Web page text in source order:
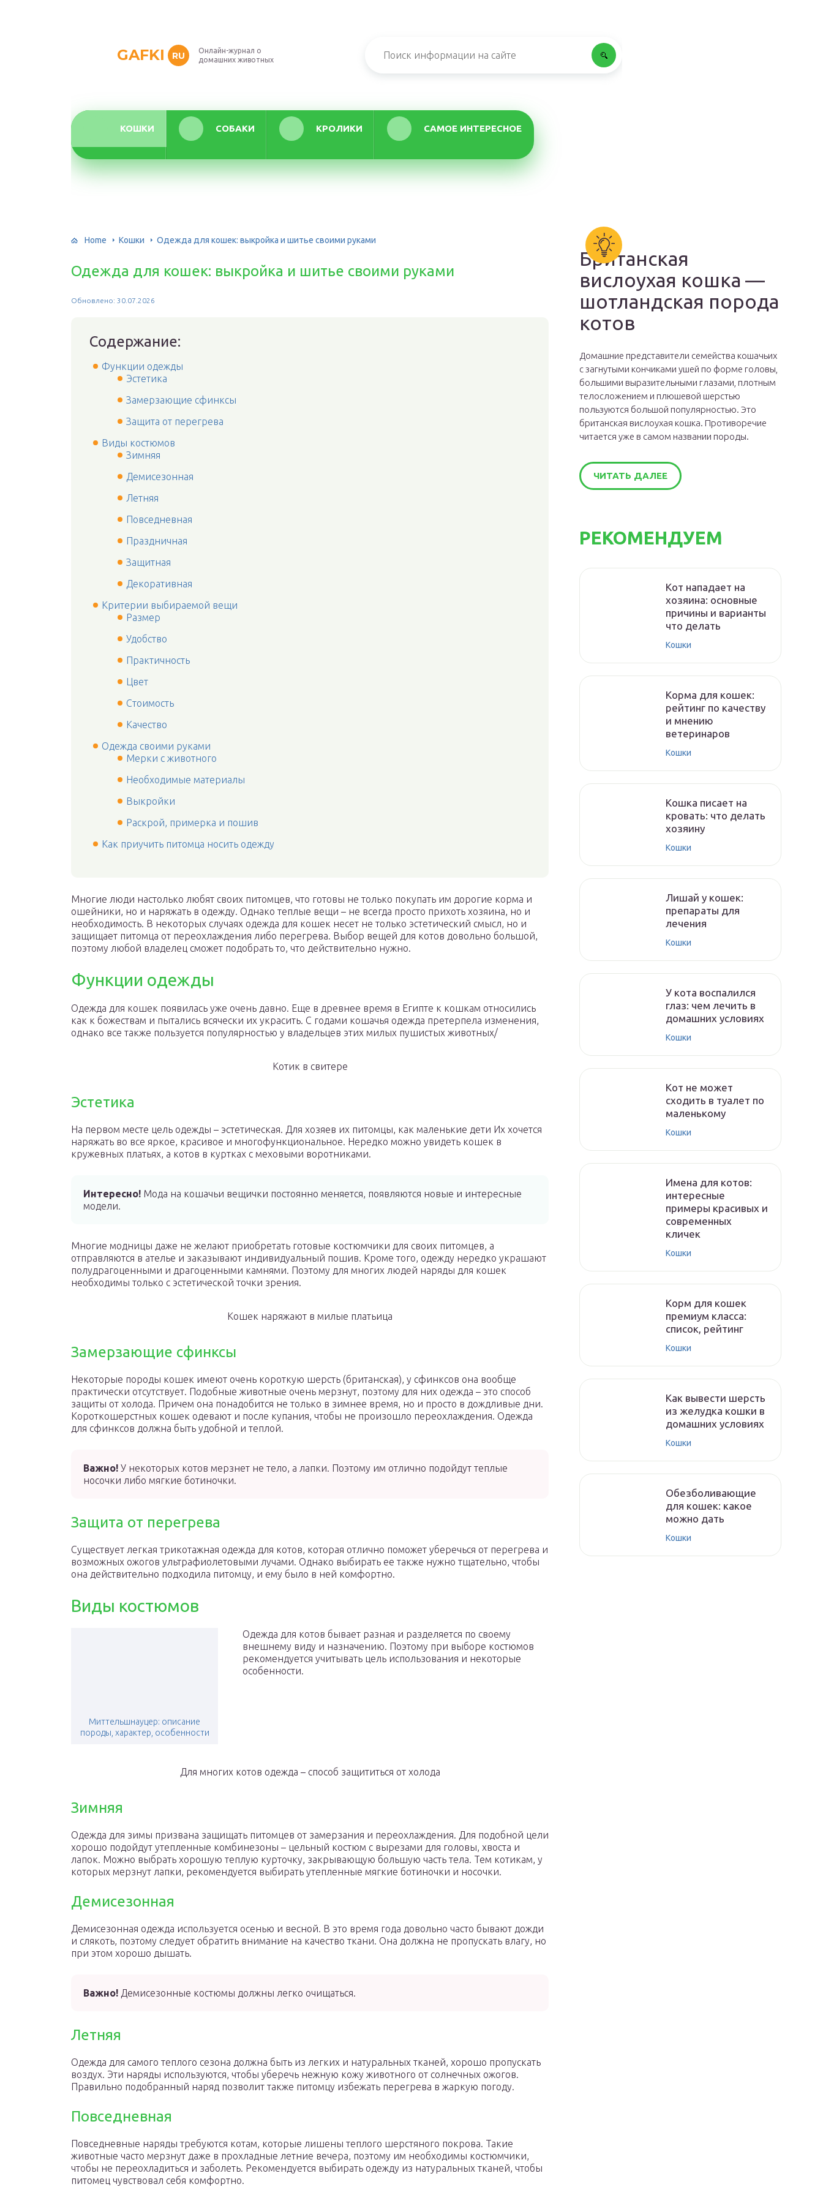
GAFKI RU
Онлайн-журнал о
домашних животных
КОШКИ СОБАКИ КРОЛИКИ САМОЕ ИНТЕРЕСНОЕ
Home Кошки Одежда для кошек: выкройка и шитье своими руками
Одежда для кошек: выкройка и шитье своими руками
Обновлено: 30.07.2026
Содержание:
Функции одежды
Эстетика
Замерзающие сфинксы
Защита от перегрева
Виды костюмов
Зимняя
Демисезонная
Летняя
Повседневная
Праздничная
Защитная
Декоративная
Критерии выбираемой вещи
Размер
Удобство
Практичность
Цвет
Стоимость
Качество
Одежда своими руками
Мерки с животного
Необходимые материалы
Выкройки
Раскрой, примерка и пошив
Как приучить питомца носить одежду
Многие люди настолько любят своих питомцев, что готовы не только покупать им дорогие корма и
ошейники, но и наряжать в одежду. Однако теплые вещи – не всегда просто прихоть хозяина, но и
необходимость. В некоторых случаях одежда для кошек несет не только эстетический смысл, но и
защищает питомца от переохлаждения либо перегрева. Выбор вещей для котов довольно большой,
поэтому любой владелец сможет подобрать то, что действительно нужно.
Функции одежды
Одежда для кошек появилась уже очень давно. Еще в древнее время в Египте к кошкам относились
как к божествам и пытались всячески их украсить. С годами кошачья одежда претерпела изменения,
однако все также пользуется популярностью у владельцев этих милых пушистых животных/
Котик в свитере
Эстетика
На первом месте цель одежды – эстетическая. Для хозяев их питомцы, как маленькие дети Их хочется
наряжать во все яркое, красивое и многофункциональное. Нередко можно увидеть кошек в
кружевных платьях, а котов в куртках с меховыми воротниками.
Интересно! Мода на кошачьи вещички постоянно меняется, появляются новые и интересные
модели.
Многие модницы даже не желают приобретать готовые костюмчики для своих питомцев, а
отправляются в ателье и заказывают индивидуальный пошив. Кроме того, одежду нередко украшают
полудрагоценными и драгоценными камнями. Поэтому для многих людей наряды для кошек
необходимы только с эстетической точки зрения.
Кошек наряжают в милые платьица
Замерзающие сфинксы
Некоторые породы кошек имеют очень короткую шерсть (британская), у сфинксов она вообще
практически отсутствует. Подобные животные очень мерзнут, поэтому для них одежда – это способ
защиты от холода. Причем она понадобится не только в зимнее время, но и просто в дождливые дни.
Короткошерстных кошек одевают и после купания, чтобы не произошло переохлаждения. Одежда
для сфинксов должна быть удобной и теплой.
Важно! У некоторых котов мерзнет не тело, а лапки. Поэтому им отлично подойдут теплые
носочки либо мягкие ботиночки.
Защита от перегрева
Существует легкая трикотажная одежда для котов, которая отлично поможет уберечься от перегрева и
возможных ожогов ультрафиолетовыми лучами. Однако выбирать ее также нужно тщательно, чтобы
она действительно подходила питомцу, и ему было в ней комфортно.
Виды костюмов
Миттельшнауцер: описание
породы, характер, особенности
Одежда для котов бывает разная и разделяется по своему
внешнему виду и назначению. Поэтому при выборе костюмов
рекомендуется учитывать цель использования и некоторые
особенности.
Для многих котов одежда – способ защититься от холода
Зимняя
Одежда для зимы призвана защищать питомцев от замерзания и переохлаждения. Для подобной цели
хорошо подойдут утепленные комбинезоны – цельный костюм с вырезами для головы, хвоста и
лапок. Можно выбрать хорошую теплую курточку, закрывающую большую часть тела. Тем котикам, у
которых мерзнут лапки, рекомендуется выбирать утепленные мягкие ботиночки и носочки.
Демисезонная
Демисезонная одежда используется осенью и весной. В это время года довольно часто бывают дожди
и слякоть, поэтому следует обратить внимание на качество ткани. Она должна не пропускать влагу, но
при этом хорошо дышать.
Важно! Демисезонные костюмы должны легко очищаться.
Летняя
Одежда для самого теплого сезона должна быть из легких и натуральных тканей, хорошо пропускать
воздух. Эти наряды используются, чтобы уберечь нежную кожу животного от солнечных ожогов.
Правильно подобранный наряд позволит также питомцу избежать перегрева в жаркую погоду.
Повседневная
Повседневные наряды требуются котам, которые лишены теплого шерстяного покрова. Такие
животные часто мерзнут даже в прохладные летние вечера, поэтому им необходимы костюмчики,
чтобы не переохладиться и заболеть. Рекомендуется выбирать одежду из натуральных тканей, чтобы
питомец чувствовал себя комфортно.
Британская
вислоухая кошка —
шотландская порода
котов
Домашние представители семейства кошачьих
с загнутыми кончиками ушей по форме головы,
большими выразительными глазами, плотным
телосложением и плюшевой шерстью
пользуются большой популярностью. Это
британская вислоухая кошка. Противоречие
читается уже в самом названии породы.
ЧИТАТЬ ДАЛЕЕ
РЕКОМЕНДУЕМ
Кот нападает на
хозяина: основные
причины и варианты
что делать
Кошки
Корма для кошек:
рейтинг по качеству
и мнению
ветеринаров
Кошки
Кошка писает на
кровать: что делать
хозяину
Кошки
Лишай у кошек:
препараты для
лечения
Кошки
У кота воспалился
глаз: чем лечить в
домашних условиях
Кошки
Кот не может
сходить в туалет по
маленькому
Кошки
Имена для котов:
интересные
примеры красивых и
современных
кличек
Кошки
Корм для кошек
премиум класса:
список, рейтинг
Кошки
Как вывести шерсть
из желудка кошки в
домашних условиях
Кошки
Обезболивающие
для кошек: какое
можно дать
Кошки